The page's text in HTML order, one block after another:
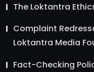
The Loktantra
Complaint
Loktantra Media
Fact-Checking